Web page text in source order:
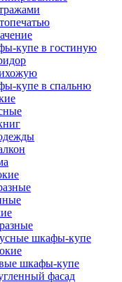
купе в гостиную
купе в спальню
шкафы-купе
шкафы-купе
фасад